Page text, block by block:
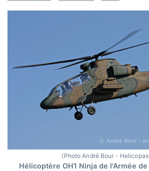
(Photo André Bour -
Hélicoptère OH1 Ninja de l'Armée